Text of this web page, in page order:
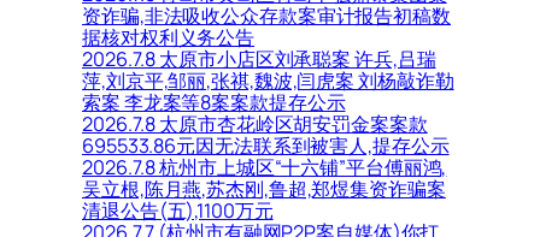
资诈骗,非法吸收公众存款案审计报告初稿数
据核对权利义务公告
2026.7.8 太原市小店区刘承聪案 许兵,吕瑞
萍,刘京平,邹丽,张祺,魏波,闫虎案 刘杨敲诈勒
索案 李龙案等8案案款提存公示
2026.7.8 太原市杏花岭区胡安罚金案案款
695533.86元因无法联系到被害人,提存公示
2026.7.8 杭州市上城区“十六铺”平台傅丽鸿,
吴立根,陈月燕,苏杰刚,鲁超,郑煜集资诈骗案
清退公告(五),1100万元